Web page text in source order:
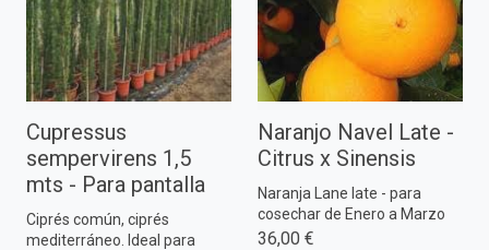
Cupressus
sempervirens 1,5
mts - Para pantalla
Ciprés común, ciprés
mediterráneo. Ideal para
Naranjo Navel Late -
Citrus x Sinensis
Naranja Lane late - para
cosechar de Enero a Marzo
36,00 €